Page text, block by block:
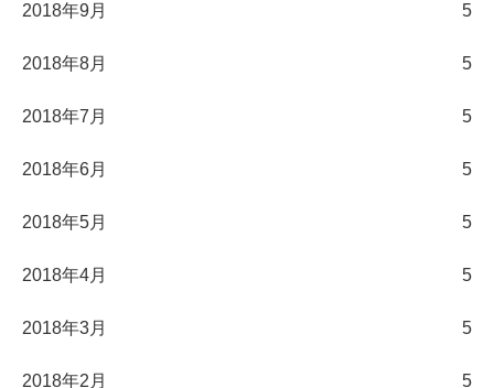
2018年9月 5
2018年8月 5
2018年7月 5
2018年6月 5
2018年5月 5
2018年4月 5
2018年3月 5
2018年2月 5